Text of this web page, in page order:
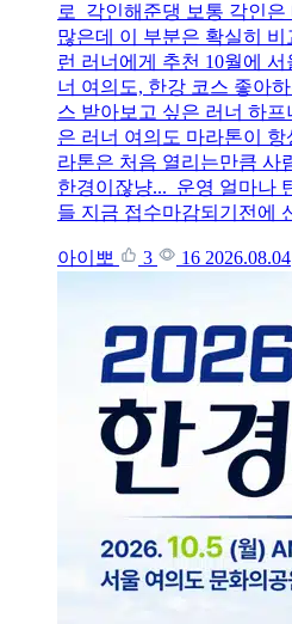
로 각인해준댕 보통 각인
많은데 이 부분은 확실히 비
런 러너에게 추천 10월에
너 여의도, 한강 코스 좋아
스 받아보고 싶은 러너 하
은 러너 여의도 마라톤이
라톤은 처음 열리는만큼 사
한경이잖냥... 운영 얼마나
들 지금 접수마감되기전에
아이뽀 3 16 2026.08.04